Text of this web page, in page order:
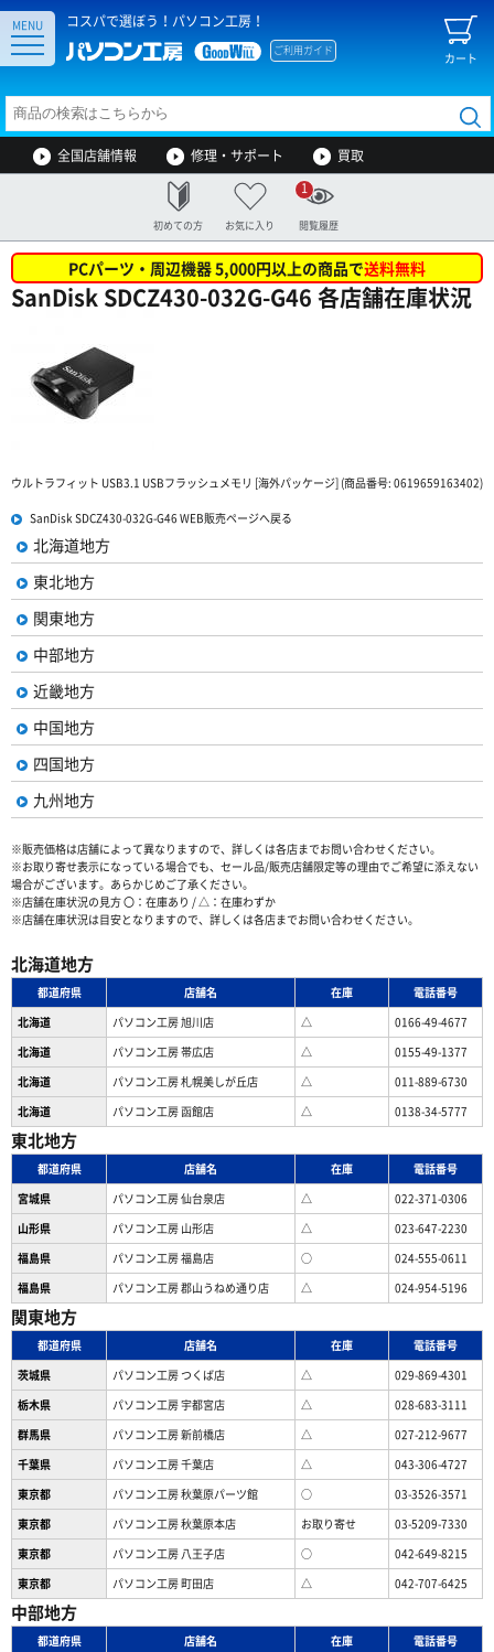
コスパで選ぼう！パソコン工房！
カート
ご利用ガイド
MENU
全国店舗情報 修理・サポート 買取
初めての方 お気に入り 閲覧履歴
1
PCパーツ・周辺機器 5,000円以上の商品で送料無料
SanDisk SDCZ430-032G-G46 各店舗在庫状況
ウルトラフィット USB3.1 USBフラッシュメモリ [海外パッケージ] (商品番号: 0619659163402)
SanDisk SDCZ430-032G-G46 WEB販売ページへ戻る
北海道地方
東北地方
関東地方
中部地方
近畿地方
中国地方
四国地方
九州地方
※販売価格は店舗によって異なりますので、詳しくは各店までお問い合わせください。
※お取り寄せ表示になっている場合でも、セール品/販売店舗限定等の理由でご希望に添えない
場合がございます。あらかじめご了承ください。
※店舗在庫状況の見方 〇：在庫あり / △：在庫わずか
※店舗在庫状況は目安となりますので、詳しくは各店までお問い合わせください。
北海道地方
都道府県 店舗名 在庫
電話番号
北海道
パソコン工房 旭川店 △
0166-49-4677
北海道
パソコン工房 帯広店 △
0155-49-1377
北海道
パソコン⼯房 札幌美しが丘店 △
011-889-6730
北海道
パソコン工房 函館店 △ 0138-34-5777
東北地方
都道府県 店舗名 在庫
電話番号
宮城県
パソコン工房 仙台泉店 △
022-371-0306
山形県
パソコン工房 山形店 △
023-647-2230
福島県
パソコン工房 福島店 ○
024-555-0611
福島県
パソコン工房 郡山うねめ通り店 △ 024-954-5196
関東地方
都道府県 店舗名 在庫
電話番号
茨城県
パソコン工房 つくば店 △
029-869-4301
栃木県
パソコン工房 宇都宮店 △
028-683-3111
群馬県
パソコン工房 新前橋店 △
027-212-9677
千葉県
パソコン工房 千葉店 △
043-306-4727
東京都
パソコン工房 秋葉原パーツ館 ○
03-3526-3571
東京都
パソコン工房 秋葉原本店 お取り寄せ
03-5209-7330
東京都
パソコン工房 八王子店 ○
042-649-8215
東京都
パソコン工房 町田店 △ 042-707-6425
中部地方
都道府県 店舗名 在庫
電話番号